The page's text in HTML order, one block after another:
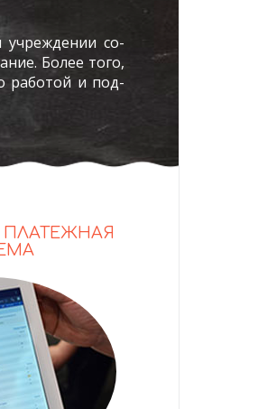
уч­режде­нии со­
Бо­лее то­го,
ра­ботой и под­
ПЛАТЕЖНАЯ